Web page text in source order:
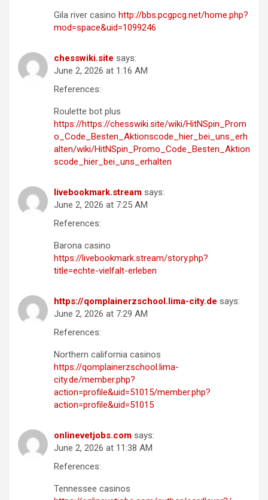
Gila river casino http://bbs.pcgpcg.net/home.php?
mod=space&uid=1099246
chesswiki.site says:
June 2, 2026 at 1:16 AM
References:
Roulette bot plus
https://https://chesswiki.site/wiki/HitNSpin_Prom
o_Code_Besten_Aktionscode_hier_bei_uns_erh
alten/wiki/HitNSpin_Promo_Code_Besten_Aktion
scode_hier_bei_uns_erhalten
livebookmark.stream says:
June 2, 2026 at 7:25 AM
References:
Barona casino
https://livebookmark.stream/story.php?
title=echte-vielfalt-erleben
https://qomplainerzschool.lima-city.de says:
June 2, 2026 at 7:29 AM
References:
Northern california casinos
https://qomplainerzschool.lima-
city.de/member.php?
action=profile&uid=51015/member.php?
action=profile&uid=51015
onlinevetjobs.com says:
June 2, 2026 at 11:38 AM
References:
Tennessee casinos